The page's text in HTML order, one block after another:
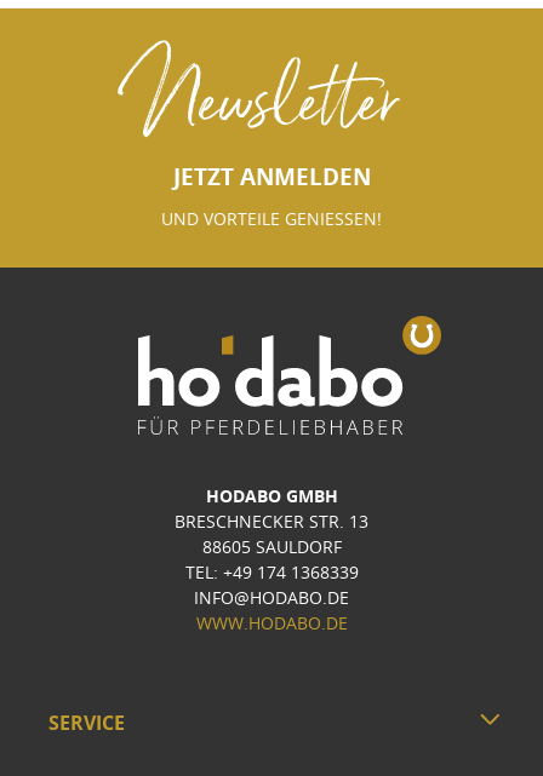
Newsletter
JETZT ANMELDEN
UND VORTEILE GENIESSEN!
HODABO GMBH
BRESCHNECKER STR. 13
88605 SAULDORF
TEL: +49 174 1368339
INFO@HODABO.DE
WWW.HODABO.DE
SERVICE